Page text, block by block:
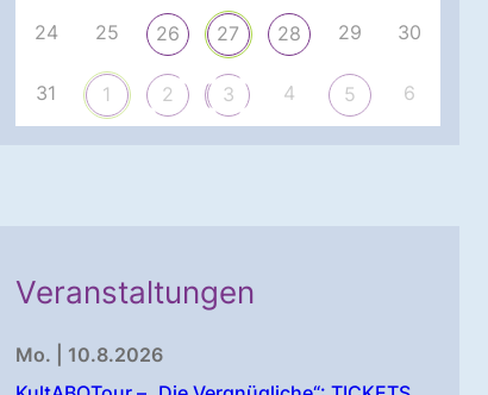
24 25 26 27 28 29 30
31 1 2 3 4 5 6
Veranstaltungen
Mo. | 10.8.2026